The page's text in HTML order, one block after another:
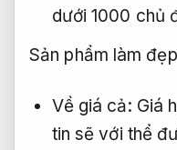
dưới 1000 chủ
Sản phẩm làm
Về giá cả: Giá
tin sẽ với thể